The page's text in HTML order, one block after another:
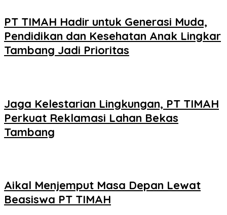
PT TIMAH Hadir untuk Generasi Muda,
Pendidikan dan Kesehatan Anak Lingkar
Tambang Jadi Prioritas
Jaga Kelestarian Lingkungan, PT TIMAH
Perkuat Reklamasi Lahan Bekas
Tambang
Aikal Menjemput Masa Depan Lewat
Beasiswa PT TIMAH